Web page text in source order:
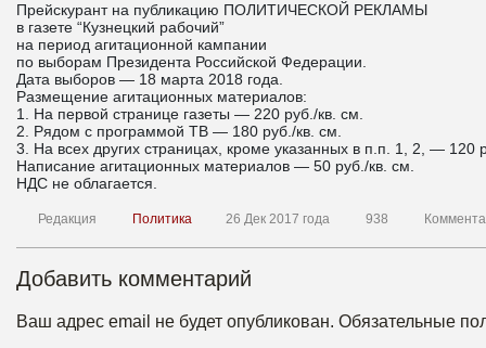
Прейскурант на публикацию ПОЛИТИЧЕСКОЙ РЕКЛАМЫ
в газете “Кузнецкий рабочий”
на период агитационной кампании
по выборам Президента Российской Федерации.
Дата выборов — 18 марта 2018 года.
Размещение агитационных материалов:
1. На первой странице газеты — 220 руб./кв. см.
2. Рядом с программой ТВ — 180 руб./кв. см.
3. На всех других страницах, кроме указанных в п.п. 1, 2, — 120
Написание агитационных материалов — 50 руб./кв. см.
НДС не облагается.
Редакция Политика 26 Дек 2017 года 938
Добавить комментарий
Ваш адрес email не будет опубликован. Обязательные